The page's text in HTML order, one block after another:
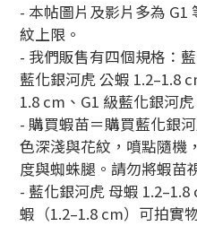
- 本帖圖片及影片多為
紋上限。
- 我們販售有四個規格：
藍化銀河虎 公蝦 1.2–1.8
1.8 cm、G1 級藍化銀河
- 購買蝦苗＝購買藍化銀
色深淺與花紋，噴點隨機
度與蜘蛛腿。請勿將蝦苗
- 藍化銀河虎 母蝦
蝦（1.2–1.8 cm）可拍實